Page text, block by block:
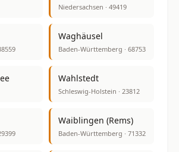
Niedersachsen · 49419
Waghäusel
Baden-Württemberg · 68753
Wahlstedt
Schleswig-Holstein · 23812
Waiblingen (Rems)
Baden-Württemberg · 71332